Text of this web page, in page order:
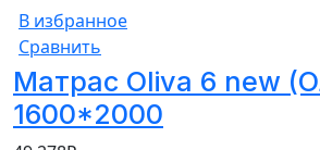
В избранное
Сравнить
Матрас Oliva 6 new
1600*2000